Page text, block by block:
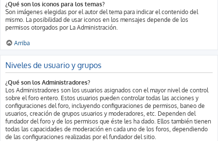
¿Qué son los iconos para los temas?
Son imágenes elegidas por el autor del tema para indicar el contenido del
mismo. La posibilidad de usar iconos en los mensajes depende de los
permisos otorgados por La Administración.
Arriba
Niveles de usuario y grupos
¿Qué son los Administradores?
Los Administradores son los usuarios asignados con el mayor nivel de control
sobre el foro entero. Estos usuarios pueden controlar todas las acciones y
configuraciones del foro, incluyendo configuraciones de permisos, baneo de
usuarios, creación de grupos usuarios y moderadores, etc. Dependen del
fundador del foro y de los permisos que éste les ha dado. Ellos también tienen
todas las capacidades de moderación en cada uno de los foros, dependiendo
de las configuraciones realizadas por el fundador del sitio.